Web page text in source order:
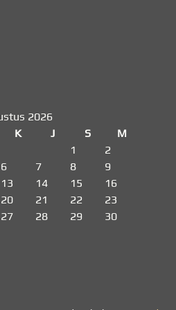
2026
K J S
M
1
2
6 7 8
9
13 14 15
16
20 21 22
23
27 28 29
30